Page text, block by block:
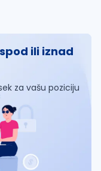
ili iznad
za vašu poziciju